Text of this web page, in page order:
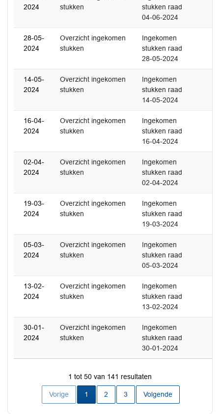
2024
stukken
stukken raad
04-06-2024
28-05-
2024
Overzicht ingekomen
stukken
Ingekomen
stukken raad
28-05-2024
14-05-
2024
Overzicht ingekomen
stukken
Ingekomen
stukken raad
14-05-2024
16-04-
2024
Overzicht ingekomen
stukken
Ingekomen
stukken raad
16-04-2024
02-04-
2024
Overzicht ingekomen
stukken
Ingekomen
stukken raad
02-04-2024
19-03-
2024
Overzicht ingekomen
stukken
Ingekomen
stukken raad
19-03-2024
05-03-
2024
Overzicht ingekomen
stukken
Ingekomen
stukken raad
05-03-2024
13-02-
2024
Overzicht ingekomen
stukken
Ingekomen
stukken raad
13-02-2024
30-01-
2024
Overzicht ingekomen
stukken
Ingekomen
stukken raad
30-01-2024
1 tot 50 van 141 resultaten
Vorige 1 Huidige pagina
2 3 Volgende